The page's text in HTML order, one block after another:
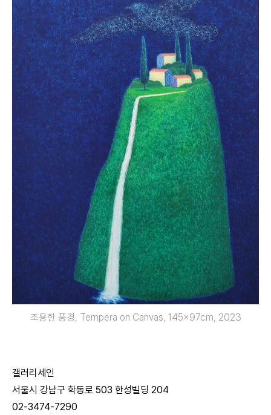
조용한 풍경, Tempera on Canvas, 145x97cm, 2023
갤러리세인
서울시 강남구 학동로 503 한성빌딩 204
02-3474-7290